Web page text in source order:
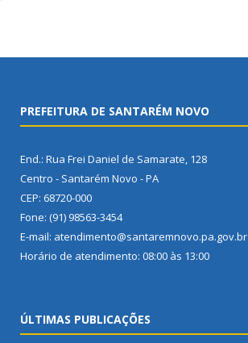
PREFEITURA DE SANTARÉM NOVO
End.: Rua Frei Daniel de Samarate, 128
Centro - Santarém Novo - PA
CEP: 68720-000
Fone: (91) 98563-3454
E-mail: atendimento@santaremnovo.pa.gov.br
Horário de atendimento: 08:00 às 13:00
ÚLTIMAS PUBLICAÇÕES